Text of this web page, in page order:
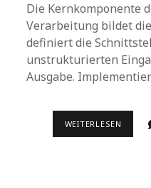
Die Kernkomponente
Verarbeitung bildet
definiert die
unstrukturierten
Ausgabe.
WEITERLESEN